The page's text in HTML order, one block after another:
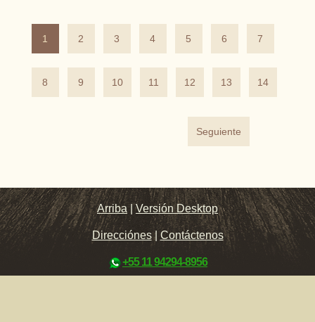
1 2 3 4 5 6 7
8 9 10 11 12 13 14
Seguiente
Arriba |Versión Desktop
Direcciónes| Contáctenos
+55 11 94294-8956